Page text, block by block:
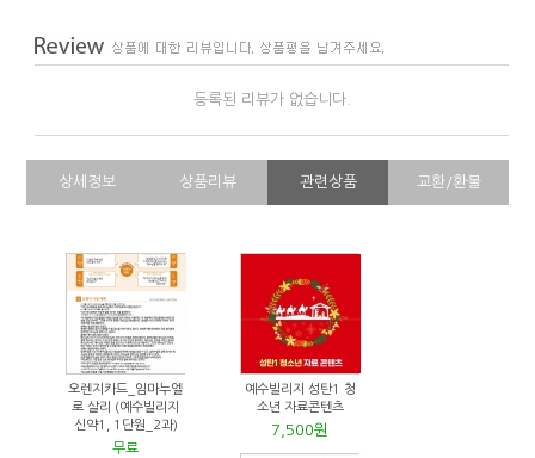
등록된 리뷰가 없습니다.
상세정보 상품리뷰 관련상품 교환/환불
오렌지카드_임마누엘
로 살리 (예수빌리지
신약1, 1단원_2과)
무료
예수빌리지 성탄1 청
소년 자료콘텐츠
7,500원